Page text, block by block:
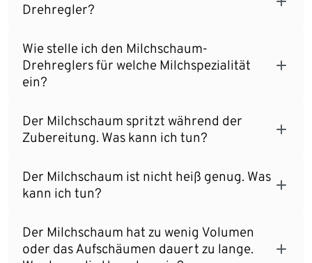
Drehregler?
Wie stelle ich den Milchschaum-
Drehreglers für welche Milchspezialität
ein?
Der Milchschaum spritzt während der
Zubereitung. Was kann ich tun?
Der Milchschaum ist nicht heiß genug. Was
kann ich tun?
Der Milchschaum hat zu wenig Volumen
oder das Aufschäumen dauert zu lange.